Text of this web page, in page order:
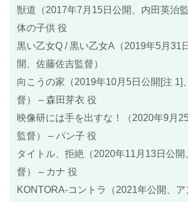
獣道（2017年7月15日公開、内田英治
体の子供 役
黒い乙女Q / 黒い乙女A（2019年5月31
開、佐藤佐吉監督）
向こうの家（2019年10月5日公開[注 1]
督） – 森田芽衣 役
映像研には手を出すな！（2020年9月
監督） – パン子 役
タイトル、拒絶（2020年11月13日公開
督） – カナ 役
KONTORA-コントラ（2021年公開、